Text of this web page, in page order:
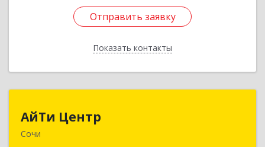
Отправить заявку
Показать контакты
Отправить заявку
Назад
АйТи Центр
Сочи
354000, Краснодарский край, Сочи, Московская